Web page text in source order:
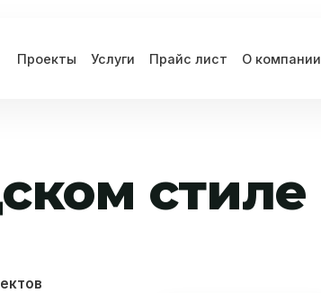
Проекты Услуги Прайс лист О компании
стиле